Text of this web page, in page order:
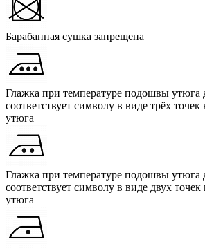
Барабанная сушка запрещена
Глажка при температуре подошвы утюга
соответствует символу в виде трёх точек
утюга
Глажка при температуре подошвы утюга
соответствует символу в виде двух точек
утюга